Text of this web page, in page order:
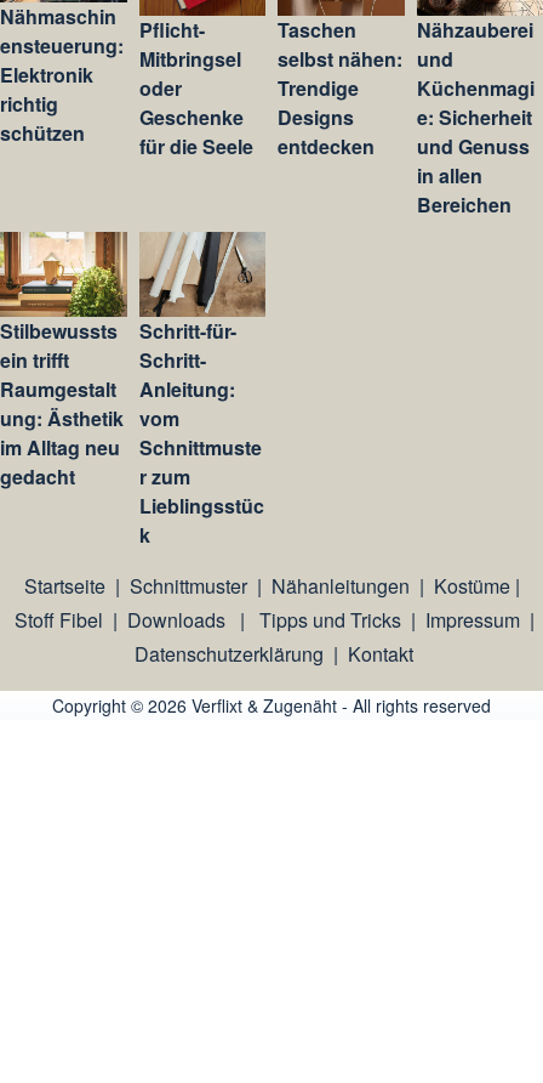
Nähmaschin
ensteuerung:
Elektronik
richtig
schützen
Pflicht-
Mitbringsel
oder
Geschenke
für die Seele
Taschen
selbst nähen:
Trendige
Designs
entdecken
Nähzauberei
und
Küchenmagi
e: Sicherheit
und Genuss
in allen
Bereichen
Stilbewussts
ein trifft
Raumgestalt
ung: Ästhetik
im Alltag neu
gedacht
Schritt-für-
Schritt-
Anleitung:
vom
Schnittmuste
r zum
Lieblingsstüc
k
Startseite| Schnittmuster| Nähanleitungen | Kostüme|
Stoff Fibel | Downloads | Tipps und Tricks| Impressum|
Datenschutzerklärung | Kontakt
Copyright © 2026 Verflixt & Zugenäht - All rights reserved